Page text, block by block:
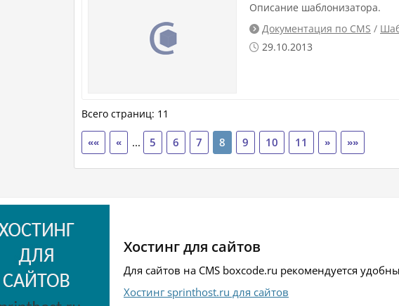
Описание шаблонизатора.
 Документация по CMS /
 29.10.2013
Всего страниц: 11
«« « ... 5 6 7 8 9 10 11 » »»
Хостинг для сайтов
Для сайтов на CMS boxcode.ru рекомендуется
Хостинг sprinthost.ru для сайтов